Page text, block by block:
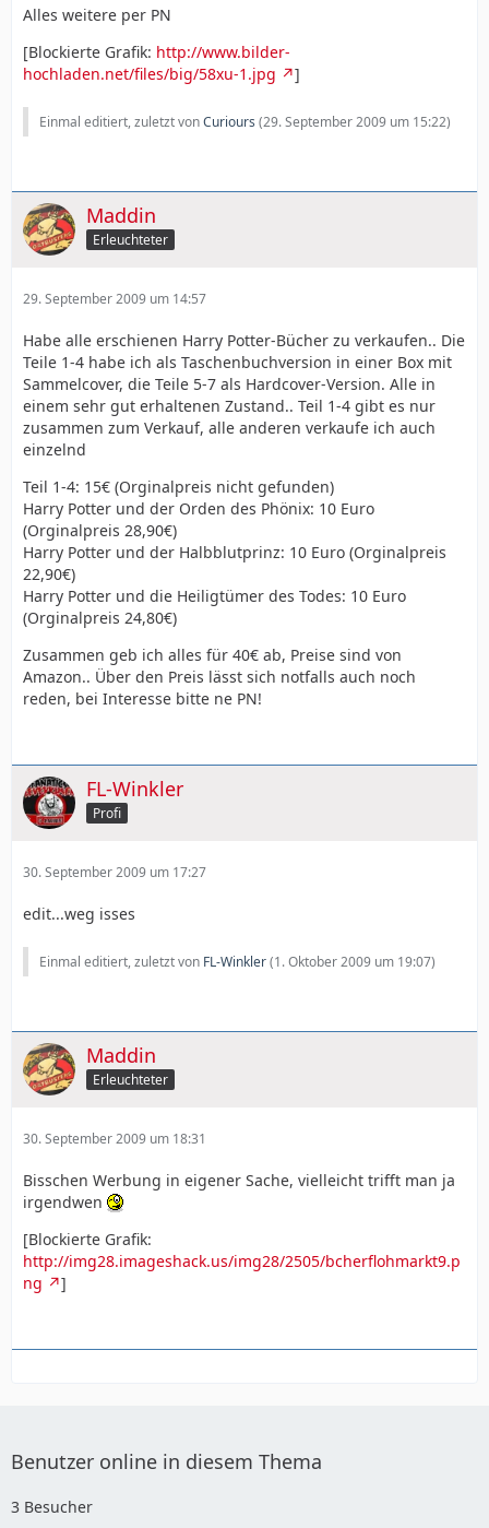
Alles weitere per PN
[Blockierte Grafik: http://www.bilder-
hochladen.net/files/big/58xu-1.jpg
]
Einmal editiert, zuletzt vonCuriours (29. September 2009 um 15:22)
Maddin
Erleuchteter
29. September 2009 um 14:57
Habe alle erschienen Harry Potter-Bücher zu verkaufen.. Die
Teile 1-4 habe ich als Taschenbuchversion in einer Box mit
Sammelcover, die Teile 5-7 als Hardcover-Version. Alle in
einem sehr gut erhaltenen Zustand.. Teil 1-4 gibt es nur
zusammen zum Verkauf, alle anderen verkaufe ich auch
einzelnd
Teil 1-4: 15€ (Orginalpreis nicht gefunden)
Harry Potter und der Orden des Phönix: 10 Euro
(Orginalpreis 28,90€)
Harry Potter und der Halbblutprinz: 10 Euro (Orginalpreis
22,90€)
Harry Potter und die Heiligtümer des Todes: 10 Euro
(Orginalpreis 24,80€)
Zusammen geb ich alles für 40€ ab, Preise sind von
Amazon.. Über den Preis lässt sich notfalls auch noch
reden, bei Interesse bitte ne PN!
FL-Winkler
Profi
30. September 2009 um 17:27
edit...weg isses
Einmal editiert, zuletzt von FL-Winkler(1. Oktober 2009 um 19:07)
Maddin
Erleuchteter
30. September 2009 um 18:31
Bisschen Werbung in eigener Sache, vielleicht trifft man ja
irgendwen
[Blockierte Grafik:
http://img28.imageshack.us/img28/2505/bcherflohmarkt9.p
ng
]
Benutzer online in diesem Thema
3 Besucher